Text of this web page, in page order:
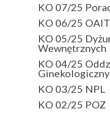
KO 07/25
KO 06/25 OAIT
KO 05/25
Wewnętrznych
KO 04/25
Ginekologiczny
KO 03/25 NPL
KO 02/25 POZ